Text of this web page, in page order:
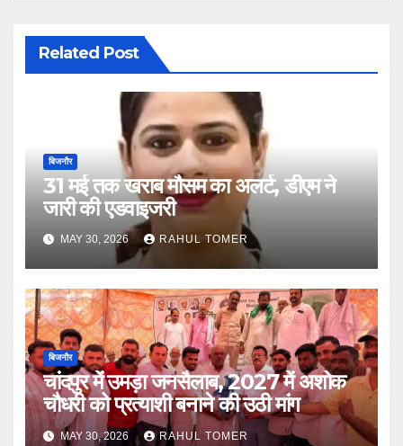
Related Post
बिजनौर
31 मई तक खराब मौसम का अलर्ट, डीएम ने
जारी की एडवाइजरी
MAY 30, 2026 RAHUL TOMER
बिजनौर
चांदपुर में उमड़ा जनसैलाब, 2027 में अशोक
चौधरी को प्रत्याशी बनाने की उठी मांग
MAY 30, 2026 RAHUL TOMER